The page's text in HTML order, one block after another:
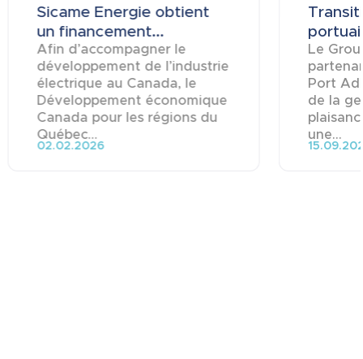
Sicame Energie obtient
un financement...
Afin d’accompagner le
développement de l’industrie
électrique au Canada, le
Développement économique
Canada pour les régions du
Québec...
02.02.2026
Le
Port
de la
une...